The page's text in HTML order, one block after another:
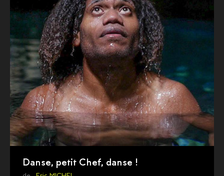
Danse, petit Chef, danse !